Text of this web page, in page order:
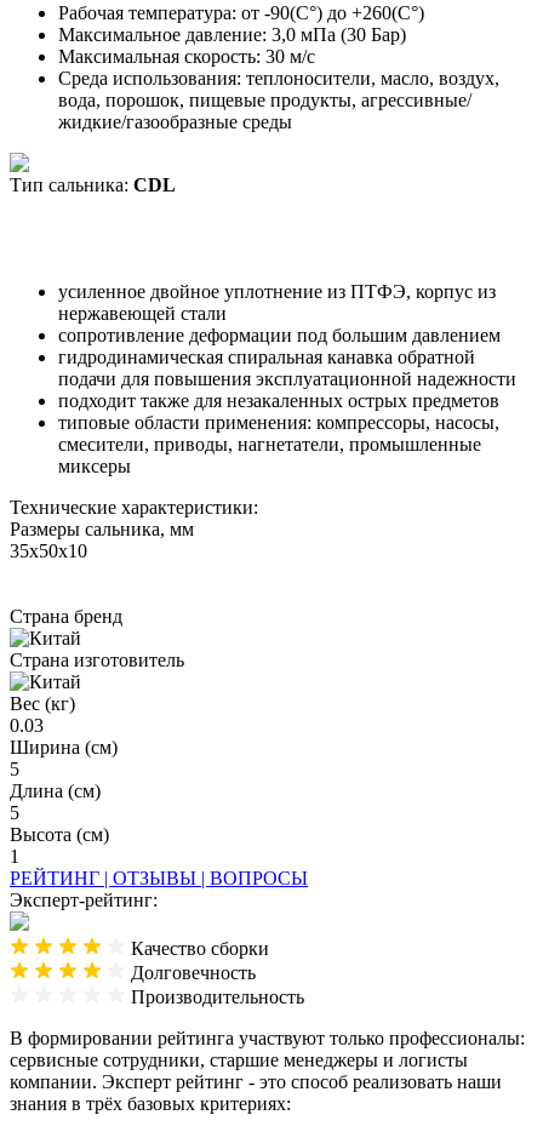
Рабочая температура: от -90(С°) до +260(С°)
Максимальное давление: 3,0 мПа (30 Бар)
Максимальная скорость: 30 м/с
Среда использования: теплоносители, масло, воздух,
вода, порошок, пищевые продукты, агрессивные/
жидкие/газообразные среды
Тип сальника: CDL
усиленное двойное уплотнение из ПТФЭ, корпус из
нержавеющей стали
сопротивление деформации под большим давлением
гидродинамическая спиральная канавка обратной
подачи для повышения эксплуатационной надежности
подходит также для незакаленных острых предметов
типовые области применения: компрессоры, насосы,
смесители, приводы, нагнетатели, промышленные
миксеры
Технические характеристики:
Размеры сальника, мм
35x50x10
Страна бренд
Страна изготовитель
Вес (кг)
0.03
Ширина (см)
5
Длина (см)
5
Высота (см)
1
РЕЙТИНГ | ОТЗЫВЫ | ВОПРОСЫ
Эксперт-рейтинг:
Качество сборки
Долговечность
Производительность
В формировании рейтинга участвуют только профессионалы:
сервисные сотрудники, старшие менеджеры и логисты
компании. Эксперт рейтинг - это способ реализовать наши
знания в трёх базовых критериях: